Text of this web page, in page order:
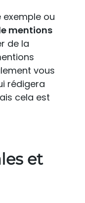
exemple ou
mentions
de la
vous
rédigera
cela est
et